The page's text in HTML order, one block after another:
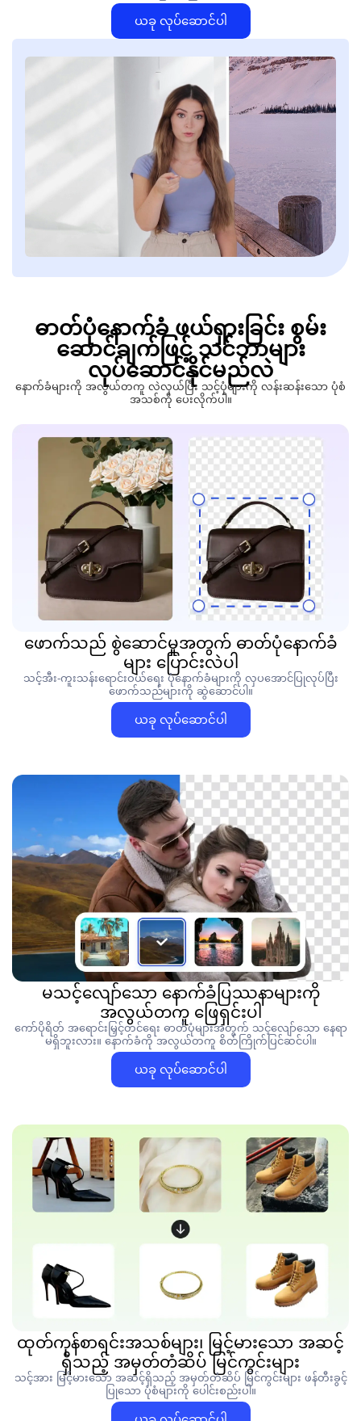
ယခု လုပ်ဆောင်ပါ
ဓာတ်ပုံနောက်ခံ ဖယ်ရှားခြင်း စွမ်း
ဆောင်ချက်ဖြင့် သင်ဘာများ
လုပ်ဆောင်နိုင်မည်လဲ
နောက်ခံများကို အလွယ်တကူ လဲလှယ်ပြီး သင့်ပုံများကို လန်းဆန်းသော ပုံစံ
အသစ်ကို ပေးလိုက်ပါ။
ဖောက်သည် စွဲဆောင်မှုအတွက် ဓာတ်ပုံနောက်ခံ
များ ပြောင်းလဲပါ
သင့်အီး-ကူးသန်းရောင်းဝယ်ရေး ပုံနောက်ခံများကို လှပအောင်ပြုလုပ်ပြီး
ဖောက်သည်များကို ဆွဲဆောင်ပါ။
ယခု လုပ်ဆောင်ပါ
မသင့်လျော်သော နောက်ခံပြဿနာများကို
အလွယ်တကူ ဖြေရှင်းပါ
ကော်ပိုရိတ် အရောင်းမြှင့်တင်ရေး ဓာတ်ပုံများအတွက် သင့်လျော်သော နေရာ
မရှိဘူးလား။ နောက်ခံကို အလွယ်တကူ စိတ်ကြိုက်ပြင်ဆင်ပါ။
ယခု လုပ်ဆောင်ပါ
ထုတ်ကုန်စာရင်းအသစ်များ၊ မြင့်မားသော အဆင့်
ရှိသည့် အမှတ်တံဆိပ် မြင်ကွင်းများ
သင့်အား မြင့်မားသော အဆင့်ရှိသည့် အမှတ်တံဆိပ် မြင်ကွင်းများ ဖန်တီးခွင့်
ပြုသော ပုံစံများကို ပေါင်းစည်းပါ။